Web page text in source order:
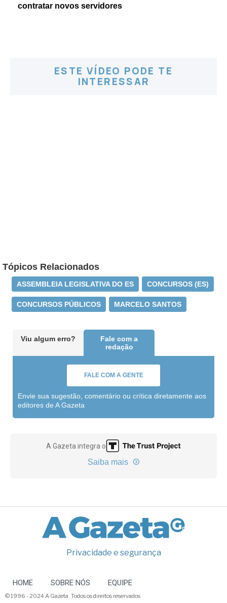
contratar novos servidores
ESTE VÍDEO PODE TE
INTERESSAR
Tópicos Relacionados
ASSEMBLEIA LEGISLATIVA DO ES CONCURSOS (ES)
CONCURSOS PÚBLICOS MARCELO SANTOS
Viu algum erro?
Fale com a
redação
FALE COM A GENTE
Envie sua sugestão, comentário ou crítica diretamente aos
editores de A Gazeta
A Gazeta integra o
Saiba mais
Privacidade e segurança
HOME SOBRE NÓS EQUIPE
© 1996 - 2024 A Gazeta. Todos os direitos reservados